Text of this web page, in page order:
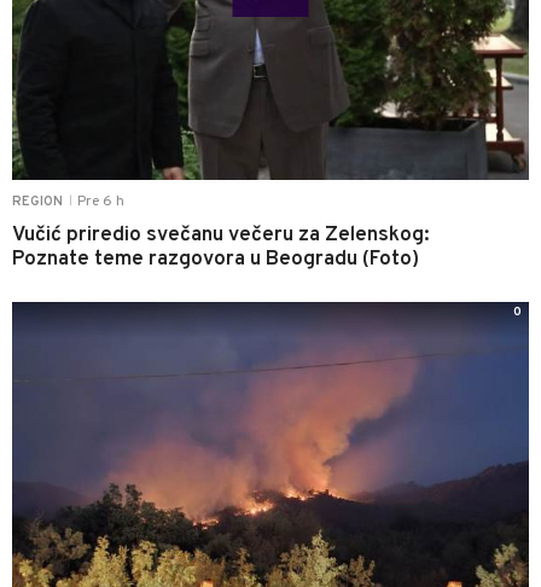
REGION Pre 6 h
Vučić priredio svečanu večeru za Zelenskog:
Poznate teme razgovora u Beogradu (Foto)
0